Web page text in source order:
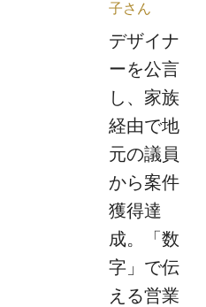
子さん
デザイナ
ーを公言
し、家族
経由で地
元の議員
から案件
獲得達
成。「数
字」で伝
える営業